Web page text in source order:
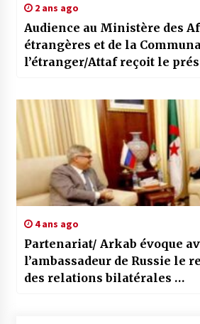
2 ans ago
Audience au Ministère des
étrangères et de la
l’étranger/Attaf reçoit le
recherches palestinien
4 ans ago
Partenariat/ Arkab évoque
l’ambassadeur de Russie le
des relations bilatérales …